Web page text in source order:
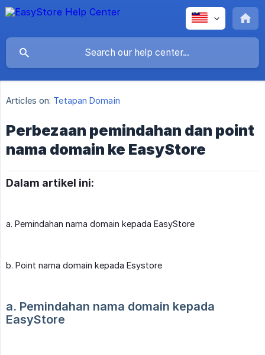
Articles on: Tetapan Domain
Perbezaan pemindahan dan point
nama domain ke EasyStore
Dalam artikel ini:
a. Pemindahan nama domain kepada EasyStore
b. Point nama domain kepada Esystore
a. Pemindahan nama domain kepada
EasyStore